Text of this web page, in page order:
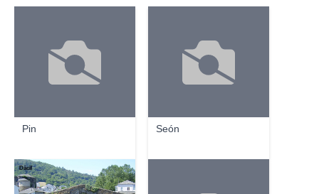
Pin Seón
Dácil